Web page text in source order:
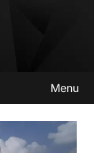
Menu